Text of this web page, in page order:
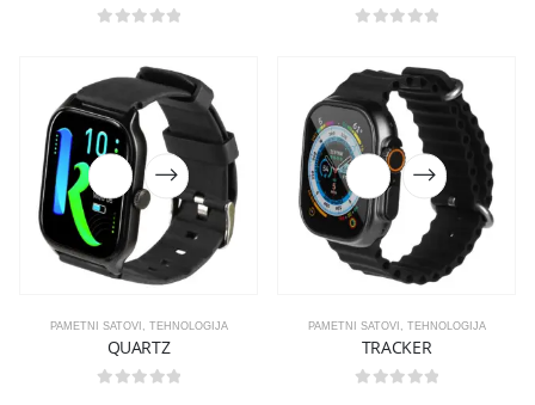
PAMETNI SATOVI , TEHNOLOGIJA
QUARTZ
PAMETNI SATOVI , TEHNOLOGIJA
TRACKER